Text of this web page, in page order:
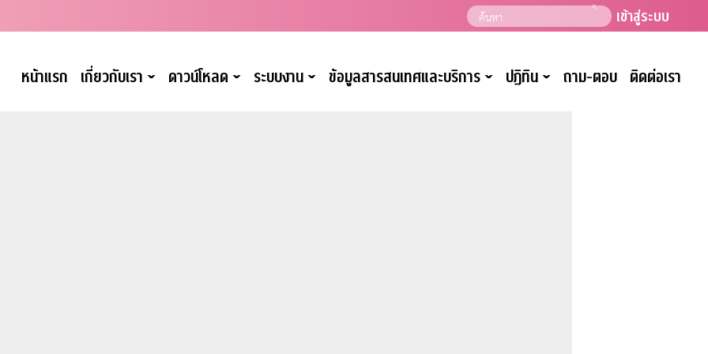
เข้าสู่ระบบ
หน้าแรก เกี่ยวกับเรา ˇ ดาวน์โหลด ˇ ระบบงานˇ ข้อมูลสารสนเทศและบริการˇ ปฏิทินˇ ถาม-ตอบ ติดต่อเรา